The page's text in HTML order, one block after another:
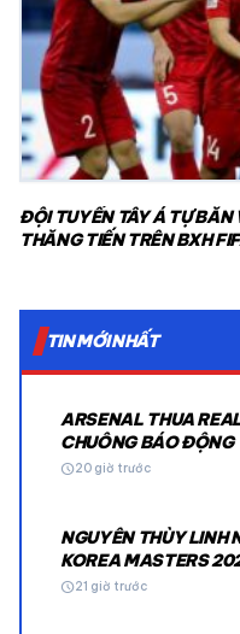
ĐỘI TUYỂN TÂY Á TỰ BẮN
THĂNG TIẾN TRÊN BXH
TIN MỚI NHẤT
ARSENAL THUA
CHUÔNG BÁO ĐỘNG
schedule20 giờ trước
NGUYỄN THÙY LINH
KOREA MASTERS
schedule21 giờ trước